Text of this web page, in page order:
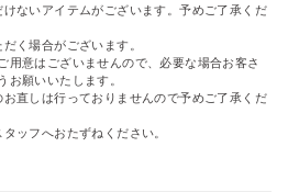
ないアイテムがございます。予めご了承くだ
く場合がございます。
用意はございませんので、必要な場合お客さ
お願いいたします。
直しは行っておりませんので予めご了承くだ
ッフへおたずねください。